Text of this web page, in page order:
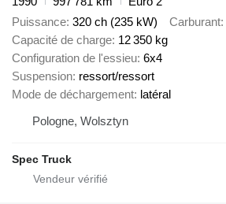
Puissance 320 ch (235 kW) Carburant
Capacité de charge 12 350 kg
Configuration de l'essieu 6x4
Suspension ressort/ressort
Mode de déchargement latéral
Pologne, Wolsztyn
Spec Truck